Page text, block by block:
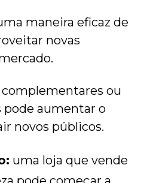
maneira eficaz de
novas
ou
pode aumentar o
novos públicos.
uma loja que vende